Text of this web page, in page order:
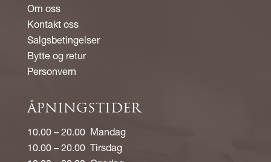
Om oss
Kontakt oss
Salgsbetingelser
Bytte og retur
Personvern
ÅPNINGSTIDER
10.00 – 20.00 Mandag
10.00 – 20.00 Tirsdag